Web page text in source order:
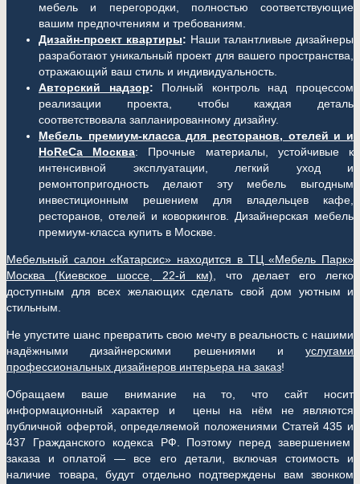
мебель и перегородки, полностью соответствующие
вашим предпочтениям и требованиям.
Дизайн-проект квартиры: Наши талантливые дизайнеры
разработают уникальный проект для вашего пространства,
отражающий ваш стиль и индивидуальность.
Авторский надзор: Полный контроль над процессом
реализации проекта, чтобы каждая деталь
соответствовала запланированному дизайну.
Мебель премиум-класса для ресторанов, отелей и и
HoReCa Москва: Прочные материалы, устойчивые к
интенсивной эксплуатации, легкий уход и
ремонтопригодность делают эту мебель выгодным
инвестиционным решением для владельцев кафе,
ресторанов, отелей и коворкингов. Дизайнерская мебель
премиум-класса купить в Москве.
Мебельный салон «Катарсис» находится в ТЦ «Мебель Парк»
Москва (Киевское шоссе, 22-й км) , что делает его легко
доступным для всех желающих сделать свой дом уютным и
стильным.
Не упустите шанс превратить свою мечту в реальность с нашими
надёжными дизайнерскими решениями и услугами
профессиональных дизайнеров интерьера на заказ!
Обращаем ваше внимание на то, что сайт носит
информационный характер и цены на нём не являются
публичной офертой, определяемой положениями Статей 435 и
437 Гражданского кодекса РФ. Поэтому перед завершением
заказа и оплатой — все его детали, включая стоимость и
наличие товара, будут отдельно подтверждены вам звонком